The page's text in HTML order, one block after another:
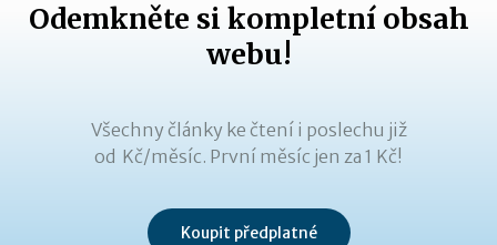
Odemkněte si kompletní obsah
webu!
Všechny články ke čtení i poslechu již
od Kč/měsíc. První měsíc jen za 1 Kč!
Koupit předplatné